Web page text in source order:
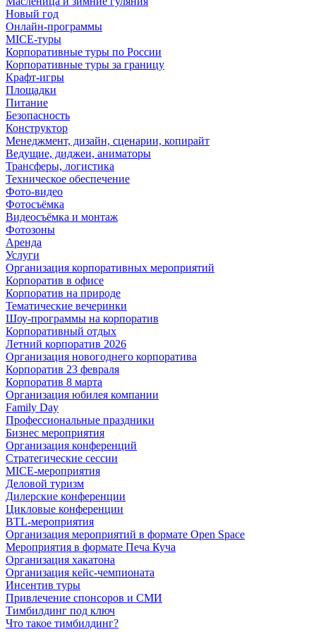
Новый год
Онлайн-программы
MICE‑туры
Корпоративные туры по России
Корпоративные туры за границу
Крафт-игры
Площадки
Питание
Безопасность
Конструктор
Менеджмент, дизайн, сценарии, копирайт
Ведущие, диджеи, аниматоры
Трансферы, логистика
Техническое обеспечение
Фото-видео
Фотосъёмка
Видеосъёмка и монтаж
Фотозоны
Аренда
Услуги
Организация корпоративных мероприятий
Корпоратив в офисе
Корпоратив на природе
Тематические вечеринки
Шоу-программы на корпоратив
Корпоративный отдых
Летний корпоратив 2026
Организация новогоднего корпоратива
Корпоратив 23 февраля
Корпоратив 8 марта
Организация юбилея компании
Family Day
Профессиональные праздники
Бизнес мероприятия
Организация конференций
Стратегические сессии
MICE-мероприятия
Деловой туризм
Дилерские конференции
Цикловые конференции
BTL-мероприятия
Организация мероприятий в формате Open Space
Мероприятия в формате Печа Куча
Организация хакатона
Организация кейс-чемпионата
Инсентив туры
Привлечение спонсоров и СМИ
Тимбилдинг под ключ
Что такое тимбилдинг?